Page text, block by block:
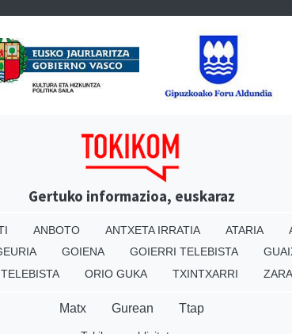
Gertuko informazioa, euskaraz
ANBOTO ANTXETA IRRATIA ATARIA
GOIENA GOIERRI TELEBISTA
ORIO GUKA TXINTXARRI
Matx Gurean Ttap